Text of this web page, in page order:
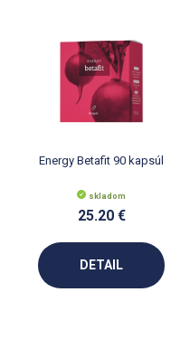
Energy Betafit 90 kapsúl
skladom
25.20 €
DETAIL